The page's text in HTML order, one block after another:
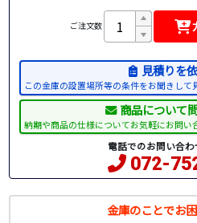
ご注文数
見積りを
この金庫の設置場所等の条件をお聞きして
商品について
納期や商品の仕様についてお気軽にお問い
電話でのお問い合
072-
金庫のことでお